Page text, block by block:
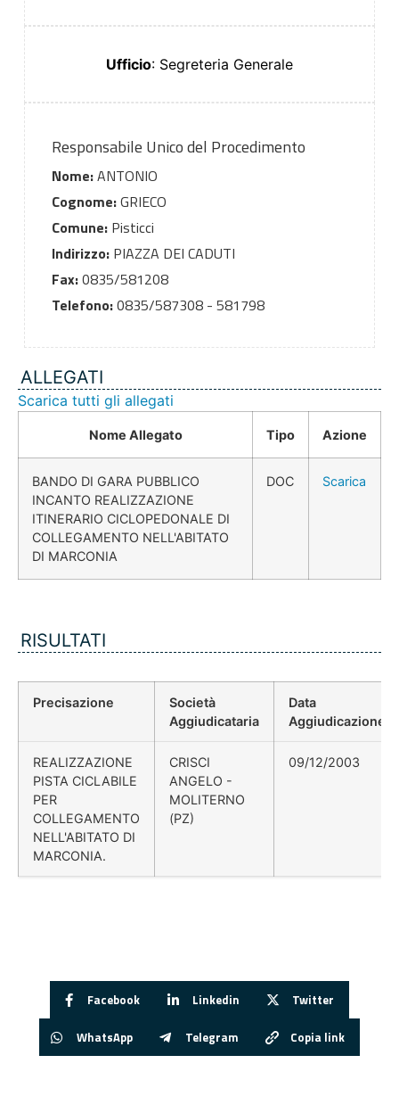
Ufficio: Segreteria Generale
Responsabile Unico del Procedimento
Nome:ANTONIO
Cognome:GRIECO
Comune:Pisticci
Indirizzo:PIAZZA DEI CADUTI
Fax:0835/581208
Telefono:0835/587308 - 581798
ALLEGATI
Scarica tutti gli allegati
Nome Allegato Tipo Azione
BANDO DI GARA PUBBLICO
INCANTO REALIZZAZIONE
ITINERARIO CICLOPEDONALE DI
COLLEGAMENTO NELL'ABITATO
DI MARCONIA
DOC Scarica
RISULTATI
Precisazione
Società
Aggiudicataria
Data
Aggiudicazione
REALIZZAZIONE
PISTA CICLABILE
PER
COLLEGAMENTO
NELL'ABITATO DI
MARCONIA.
CRISCI
ANGELO -
MOLITERNO
(PZ)
09/12/2003
Facebook Linkedin Twitter
WhatsApp Telegram Copia link